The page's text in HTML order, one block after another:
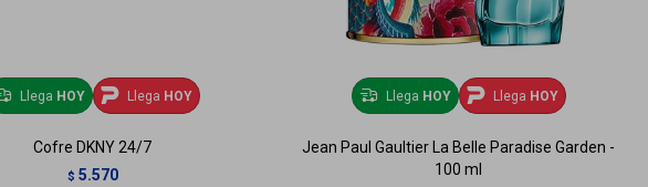
Llega HOY Llega HOY
Cofre DKNY 24/7
$ 5.570
Llega HOY Llega HOY
Jean Paul Gaultier La Belle Paradise Garden -
100 ml